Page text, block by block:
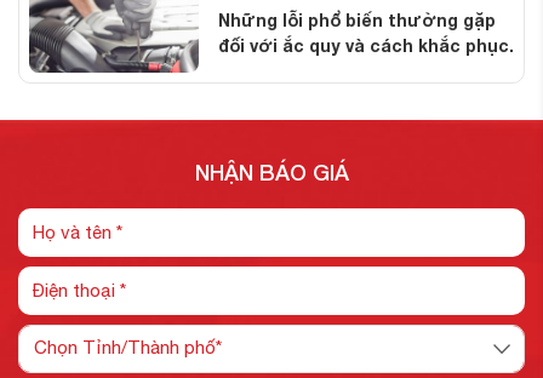
Những lỗi phổ biến thường gặp
đối với ắc quy và cách khắc phục.
NHẬN BÁO GIÁ